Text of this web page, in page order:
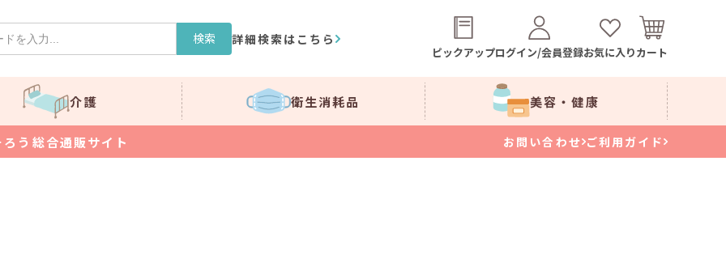
検索 詳細検索はこちら
ピックアップログイン/会員登録お気に入りカート
介護 衛生消耗品 美容・健康
う総合通販サイト お問い合わせ ご利用ガイド